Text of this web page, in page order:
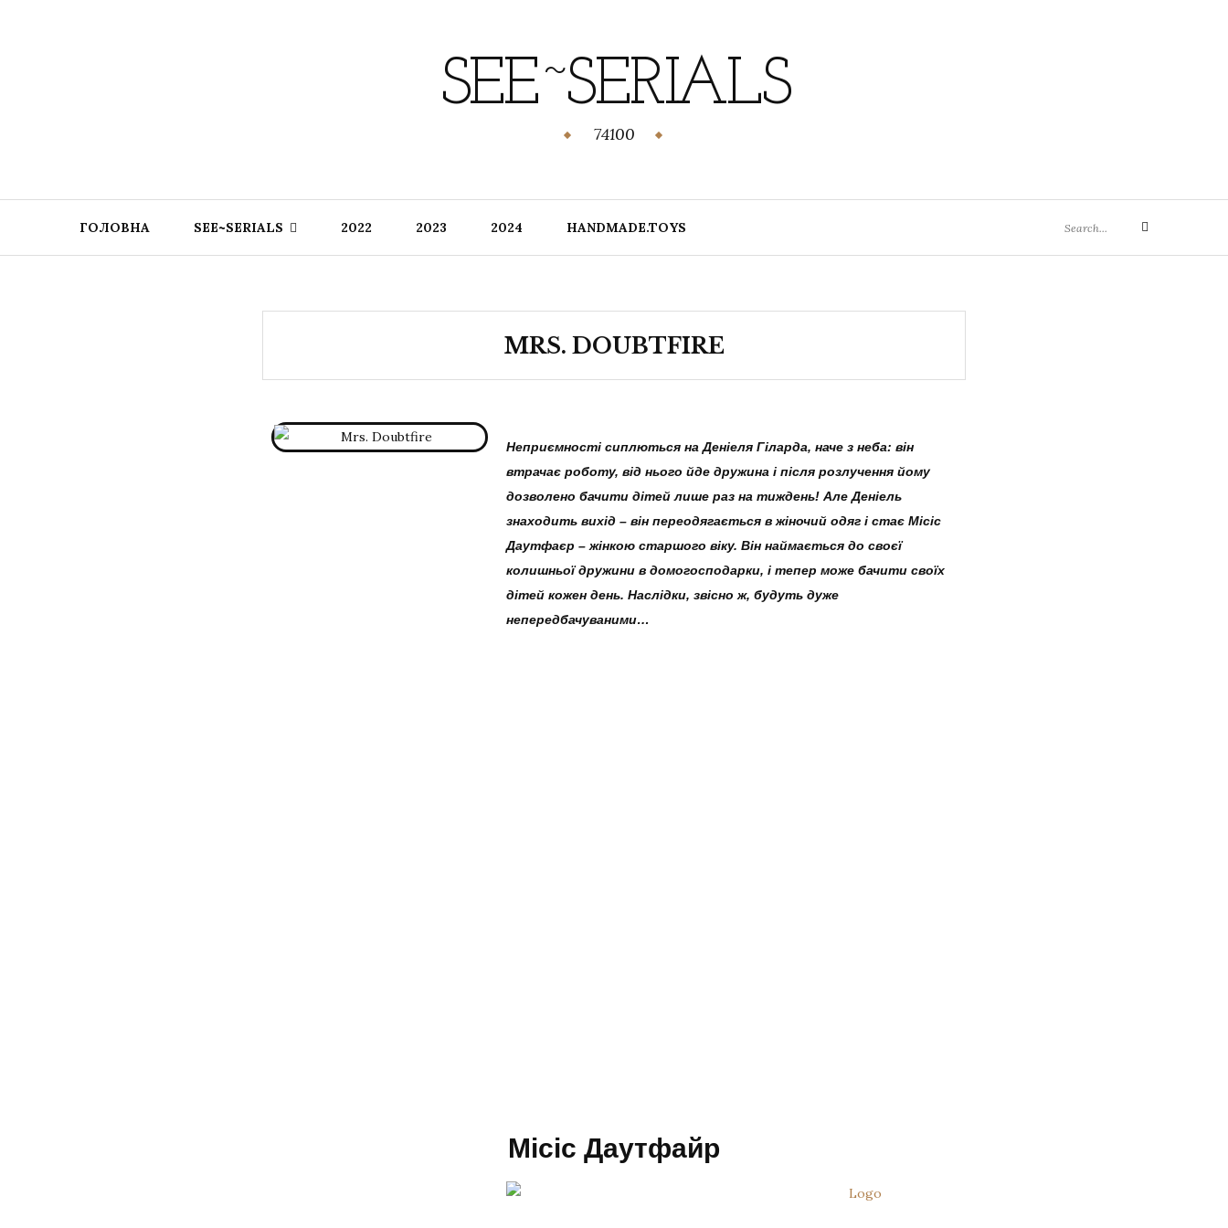
SEE~SERIALS
74100
ГОЛОВНА SEE~SERIALS 2022 2023 2024 HANDMADE.TOYS
MRS. DOUBTFIRE
Неприємності сиплються на Деніеля Гіларда, наче з неба: він
втрачає роботу, від нього йде дружина і після розлучення йому
дозволено бачити дітей лише раз на тиждень! Але Деніель
знаходить вихід – він переодягається в жіночий одяг і стає Місіс
Даутфаєр – жінкою старшого віку. Він наймається до своєї
колишньої дружини в домогосподарки, і тепер може бачити своїх
дітей кожен день. Наслідки, звісно ж, будуть дуже
непередбачуваними…
Місіс Даутфайр